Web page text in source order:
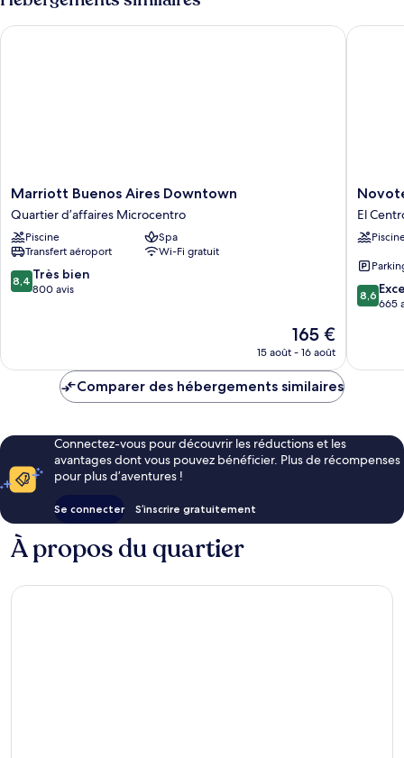
vue
de
Chambre
Marriott
Buenos
Aires
Downtown
Quartier
d’affaires
Microcentro
Marriott Buenos Aires Downtown
Quartier d’affaires Microcentro
Piscine
Spa
Transfert aéroport
Wi-Fi gratuit
8.4
sur
8,4 Très bien
800 avis
Le
nouveau
est
de
165 €
15 août - 16 août
Marriott Buenos Aires Downtown
Novotel
Buenos
Aires
El
El
8.6
sur
8,6
665
Novotel
Comparer des hébergements similaires
Connectez-vous pour découvrir les réductions et les
avantages dont vous pouvez bénéficier. Plus de récompenses
pour plus d’aventures !
Se connecter S’inscrire gratuitement
À propos du quartier